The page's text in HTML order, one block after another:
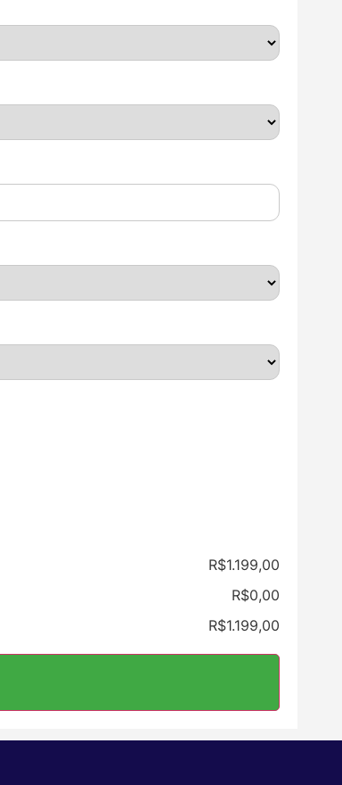
R$1.199,00
R$0,00
R$1.199,00